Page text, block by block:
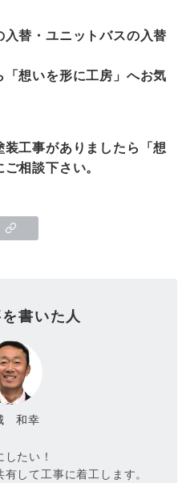
入替・ユニットバスの入替
想いを形に工房」へお気
工事がありましたら「想
相談下さい。
書いた人
和幸
たい！
して工事に着工します。